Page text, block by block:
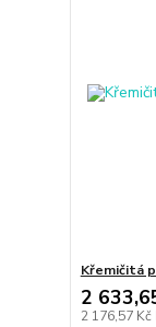
Křemičitá
2
2 176,57 Kč